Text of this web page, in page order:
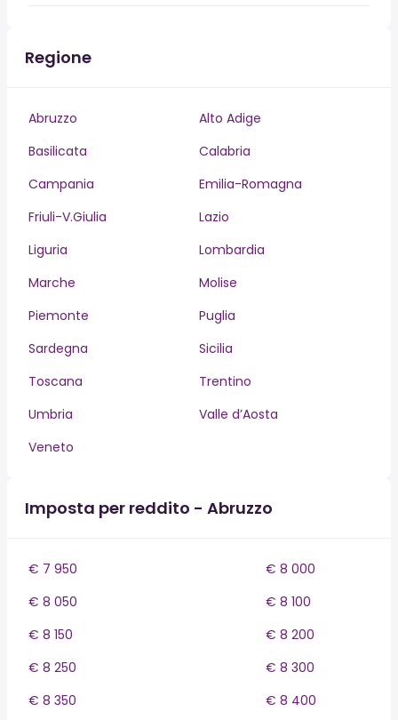
Regione
Abruzzo
Alto Adige
Basilicata
Calabria
Campania
Emilia-Romagna
Friuli-V.Giulia
Lazio
Liguria
Lombardia
Marche
Molise
Piemonte
Puglia
Sardegna
Sicilia
Toscana
Trentino
Umbria
Valle d’Aosta
Veneto
Imposta per reddito - Abruzzo
€ 7 950
€ 8 000
€ 8 050
€ 8 100
€ 8 150
€ 8 200
€ 8 250
€ 8 300
€ 8 350
€ 8 400